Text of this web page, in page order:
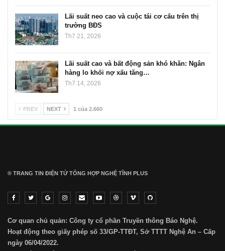
Lãi suất neo cao và cuộc tái cơ cấu trên thị
trường BĐS
Th7 21, 2026
Lãi suất cao và bất động sản khó khăn: Ngân
hàng lo khối nợ xấu tăng…
Th7 14, 2026
PREV NEXT 1 của 2.660
® TRANG TIN ĐIỆN TỬ ТỔNG HỢP NGHỆ TĨNH PLUS
Cơ quan chủ quản: Công ty cổ phần Truyền thông Báo Nghệ.
Hoạt động theo giấy phép số 33/GP-TTĐT, Sở TTTT Nghệ An – Cấp
ngày 06/04/2022.